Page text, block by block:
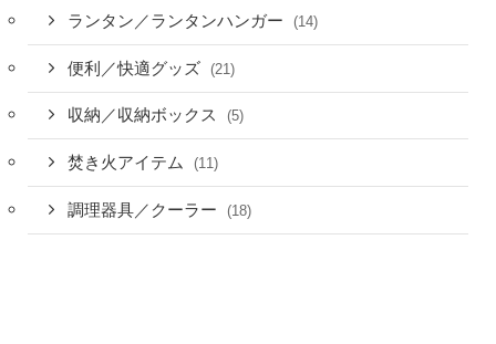
ランタン／ランタンハンガー (14)
便利／快適グッズ (21)
収納／収納ボックス (5)
焚き火アイテム (11)
調理器具／クーラー (18)